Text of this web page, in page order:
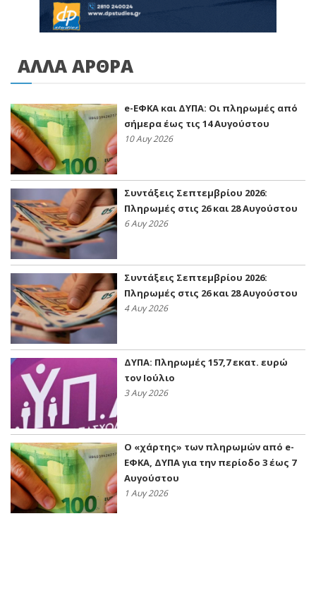
ΑΛΛΑ ΑΡΘΡΑ
e-ΕΦΚΑ και ΔΥΠΑ: Οι πληρωμές από
σήμερα έως τις 14 Αυγούστου
10 Αυγ 2026
Συντάξεις Σεπτεμβρίου 2026:
Πληρωμές στις 26 και 28 Αυγούστου
6 Αυγ 2026
Συντάξεις Σεπτεμβρίου 2026:
Πληρωμές στις 26 και 28 Αυγούστου
4 Αυγ 2026
ΔΥΠΑ: Πληρωμές 157,7 εκατ. ευρώ
τον Ιούλιο
3 Αυγ 2026
Ο «χάρτης» των πληρωμών από e-
ΕΦΚΑ, ΔΥΠΑ για την περίοδο 3 έως 7
Αυγούστου
1 Αυγ 2026